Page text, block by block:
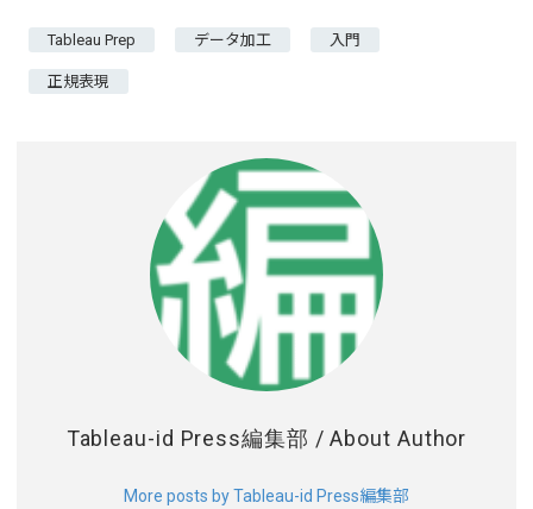
Tableau Prep データ加工 入門
正規表現
Tableau-id Press編集部 / About Author
More posts by Tableau-id Press編集部